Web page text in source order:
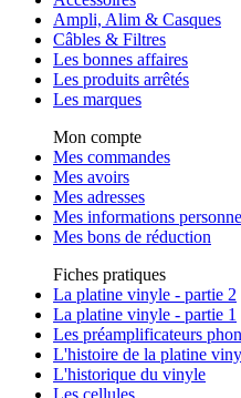
Ampli, Alim & Casques
Câbles & Filtres
Les bonnes affaires
Les produits arrêtés
Les marques
Mon compte
Mes commandes
Mes avoirs
Mes adresses
Mes informations
Mes bons de réduction
Fiches pratiques
La platine vinyle - partie 2
La platine vinyle - partie 1
Les préamplificateurs
L'histoire de la platine
L'historique du vinyle
Les cellules